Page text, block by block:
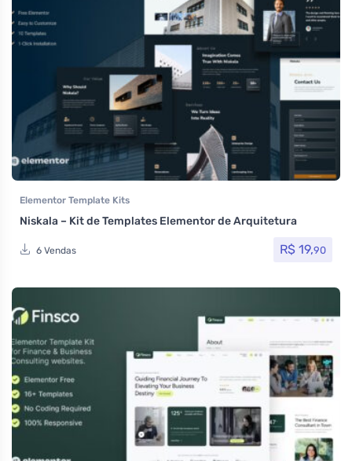
Elementor Template Kits
Niskala – Kit de Templates Elementor de Arquitetura
6 Vendas R$ 19,90